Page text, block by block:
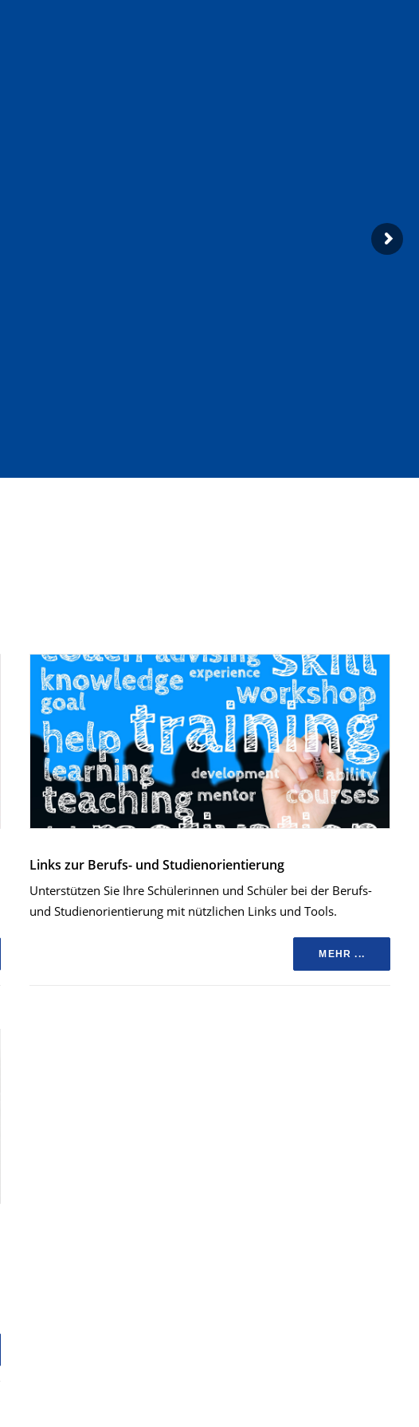
Links zur Berufs- und Studienorientierung
Unterstützen Sie Ihre Schülerinnen und Schüler bei der Berufs-
und Studienorientierung mit nützlichen Links und Tools.
MEHR ...